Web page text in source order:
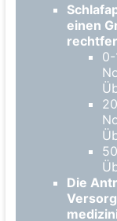
einen
Die